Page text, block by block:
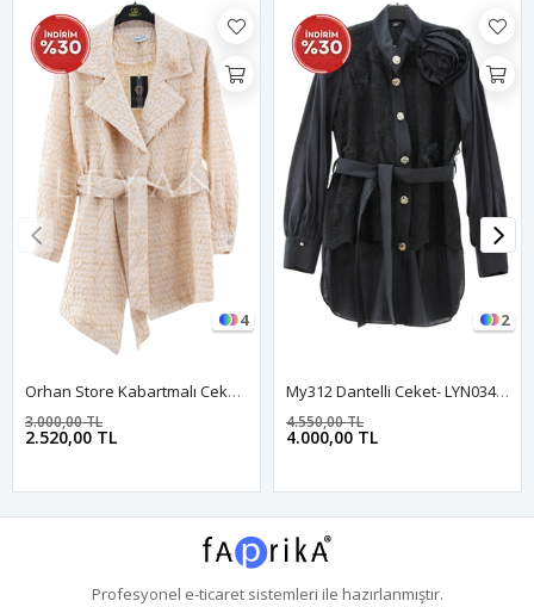
4
Orhan Store Kabartmalı Ceket- LYN03697 Bej
2.520,00 TL
3.000,00 TL
2
My312 Dantelli Ceket- LYN03446 Siyah
4.000,00 TL
4.550,00 TL
Profesyonel e-ticaretsistemleri ile hazırlanmıştır.